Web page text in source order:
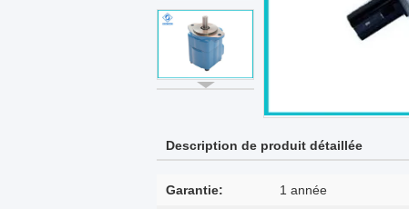
Description de produit détaillée
Garantie: 1 année